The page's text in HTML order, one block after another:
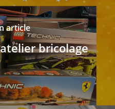
article
bricolage